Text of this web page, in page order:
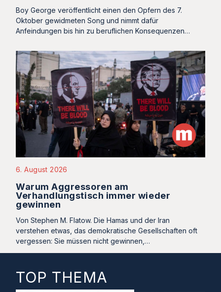
Boy George veröffentlicht einen den Opfern des 7.
Oktober gewidmeten Song und nimmt dafür
Anfeindungen bis hin zu beruflichen Konsequenzen…
6. August 2026
Warum Aggressoren am
Verhandlungstisch immer wieder
gewinnen
Von Stephen M. Flatow. Die Hamas und der Iran
verstehen etwas, das demokratische Gesellschaften oft
vergessen: Sie müssen nicht gewinnen,…
TOP THEMA